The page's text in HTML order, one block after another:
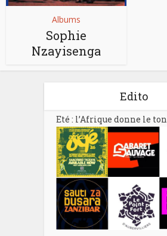
Albums
Sophie
Nzayisenga
Edito
Eté : l’Afrique donne le ton